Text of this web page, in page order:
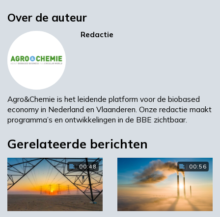
De SDE+ vergoedt het verschil tussen de
kostprijs van duurzame energie en de
marktwaarde van de geleverde energie over
een periode tot maximaal 15 jaar. De
hoeveelheid subsidie is afhankelijk van de soort
en de hoeveelheid geproduceerde duurzame
energie.
RVO.nl
Green Deal energietransitie bedrijventerreinen
Breda
Meest gelezen
Over de auteur
Redactie
Agro&Chemie is het leidende platform voor de biobased
economy in Nederland en Vlaanderen. Onze redactie maakt
programma’s en ontwikkelingen in de BBE zichtbaar.
Gerelateerde berichten
00:48 00:56